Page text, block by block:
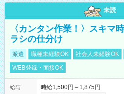
未読
〈カンタン作業！〉スキマ
ラシの仕分け
派遣 職種未経験OK 社会人未経験OK
WEB登録・面接OK
給与
時給1,500円～1,875円